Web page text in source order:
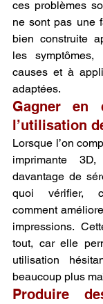
ces problèmes
ne sont pas une
bien construite
les
causes et à
adaptées.
Gagner en
l’utilisation
Lorsque l’on
imprimante
davantage de
quoi vérifier,
comment
impressions.
tout, car elle
utilisation
beaucoup plus
Produire